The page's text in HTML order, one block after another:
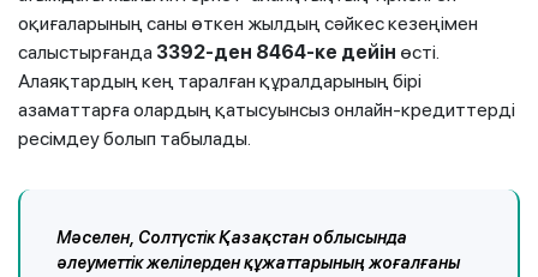
оқиғаларының саны өткен жылдың сәйкес кезеңімен
салыстырғанда 3392-ден 8464-ке дейін өсті.
Алаяқтардың кең таралған құралдарының бірі
азаматтарға олардың қатысуынсыз онлайн-кредиттерді
ресімдеу болып табылады.
Мәселен, Солтүстік Қазақстан облысында
әлеуметтік желілерден құжаттарының жоғалғаны